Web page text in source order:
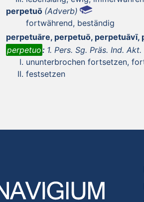
perpetuō (Adverb)
fortwährend, beständig
perpetuāre, perpetuō, perpetuāvī,
perpetuo: 1. Pers. Sg. Präs. Ind. Akt.
ununterbrochen fortsetzen,
festsetzen